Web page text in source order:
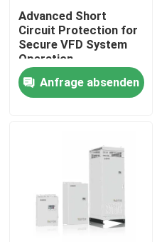
Werksbesichtigung
Qualitätskontrolle
Kontakt mit uns
Bitte um ein Angebot
vfd variabler Frequenz-
Advanced Short
Circuit Protection for
Secure VFD System
Operation
Anfrage absenden